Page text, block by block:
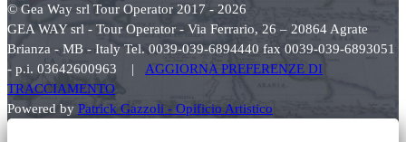
© Gea Way srl Tour Operator 2017 - 2026
GEA WAY srl - Tour Operator - Via Ferrario, 26 – 20864 Agrate
Brianza - MB - Italy Tel. 0039-039-6894440 fax 0039-039-6893051
- p.i. 03642600963 | AGGIORNA PREFERENZE DI
TRACCIAMENTO
Powered by Patrick Gazzoli - Opificio Artistico